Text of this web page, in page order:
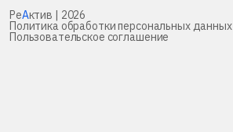
РеАктив | 2026
Политика обработки персональных данных
Пользовательское соглашение